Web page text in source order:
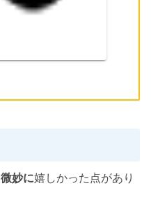
微妙に嬉しかった点があり